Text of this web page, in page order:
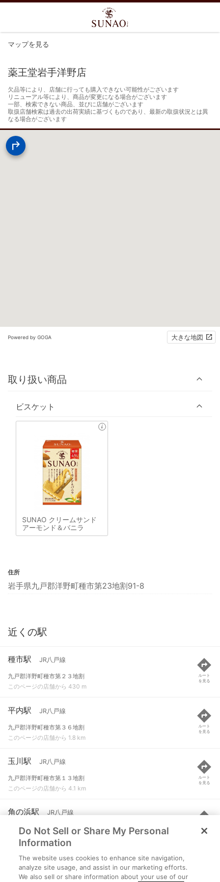
マップを見る
薬王堂岩手洋野店
欠品等により、店舗に行っても購入できない可能性がございます
リニューアル等により、商品が変更になる場合がございます
一部、検索できない商品、並びに店舗がございます
取扱店舗検索は過去の出荷実績に基づくものであり、最新の取扱状況とは異
なる場合がございます
Powered by GOGA 大きな地図
取り扱い商品
ビスケット
SUNAO クリームサンド
アーモンド＆バニラ
住所
岩手県九戸郡洋野町種市第23地割91-8
近くの駅
種市駅 JR八戸線
九戸郡洋野町種市第２３地割
このページの店舗から 430 m
ルート
を見る
平内駅 JR八戸線
九戸郡洋野町種市第３６地割
このページの店舗から 1.8 km
ルート
を見る
玉川駅 JR八戸線
九戸郡洋野町種市第１３地割
このページの店舗から 4.1 km
ルート
を見る
角の浜駅 JR八戸線
九戸郡洋野町種市第３９地割角浜
このページの店舗から 4.3 km
ルート
を見る
宿戸駅 JR八戸線
九戸郡洋野町種市第７地割
Do Not Sell or Share My Personal
Information
The website uses cookies to enhance site navigation,
analyze site usage, and assist in our marketing efforts.
We also sell or share information about your use of our